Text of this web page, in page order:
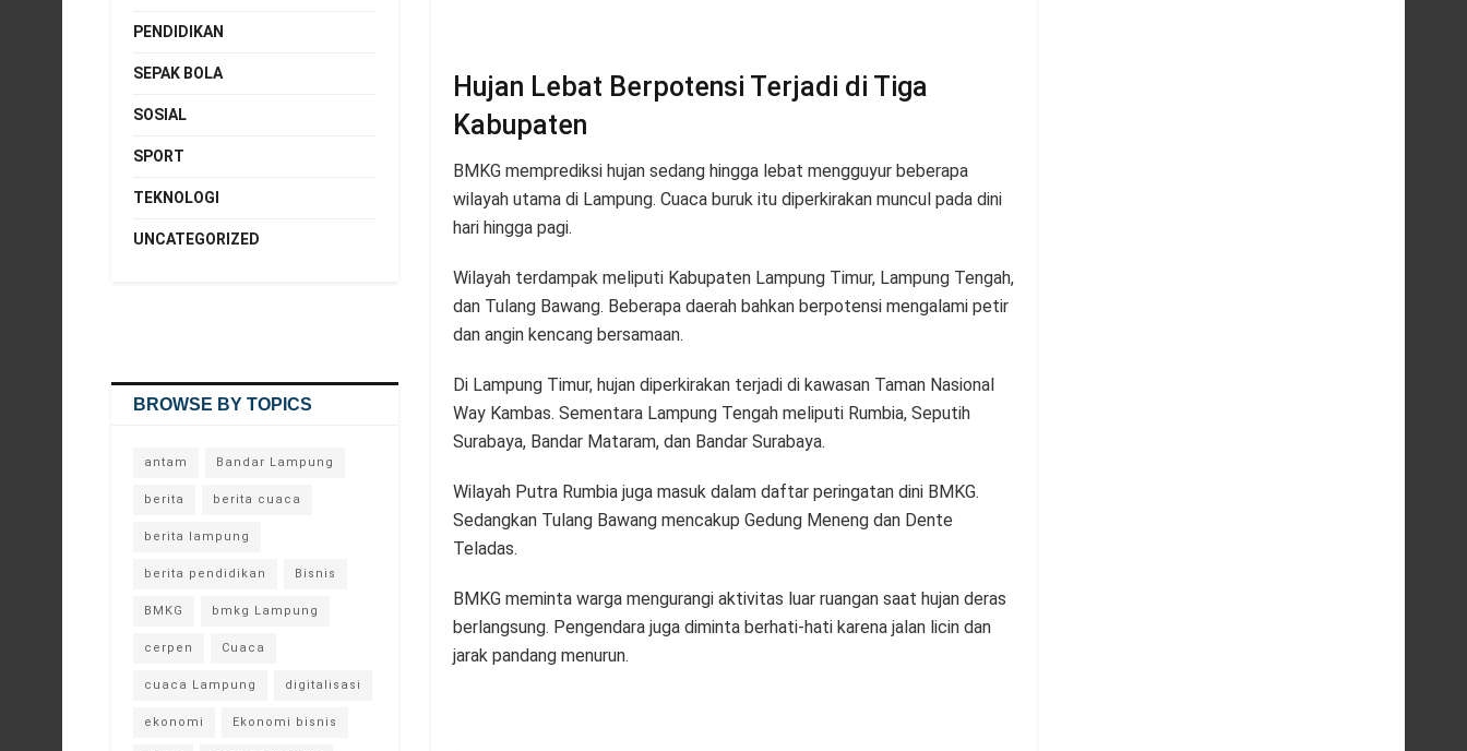
Hujan Lebat Berpotensi Terjadi di Tiga
Kabupaten
BMKG memprediksi hujan sedang hingga lebat mengguyur beberapa
wilayah utama di Lampung. Cuaca buruk itu diperkirakan muncul pada dini
hari hingga pagi.
Wilayah terdampak meliputi Kabupaten Lampung Timur, Lampung Tengah,
dan Tulang Bawang. Beberapa daerah bahkan berpotensi mengalami petir
dan angin kencang bersamaan.
Di Lampung Timur, hujan diperkirakan terjadi di kawasan Taman Nasional
Way Kambas. Sementara Lampung Tengah meliputi Rumbia, Seputih
Surabaya, Bandar Mataram, dan Bandar Surabaya.
Wilayah Putra Rumbia juga masuk dalam daftar peringatan dini BMKG.
Sedangkan Tulang Bawang mencakup Gedung Meneng dan Dente
Teladas.
BMKG meminta warga mengurangi aktivitas luar ruangan saat hujan deras
berlangsung. Pengendara juga diminta berhati-hati karena jalan licin dan
jarak pandang menurun.
PENDIDIKAN
SEPAK BOLA
SOSIAL
SPORT
TEKNOLOGI
UNCATEGORIZED
BROWSE BY TOPICS
antam Bandar Lampung
berita berita cuaca
berita lampung
berita pendidikan Bisnis
BMKG bmkg Lampung
cerpen Cuaca
cuaca Lampung digitalisasi
ekonomi Ekonomi bisnis